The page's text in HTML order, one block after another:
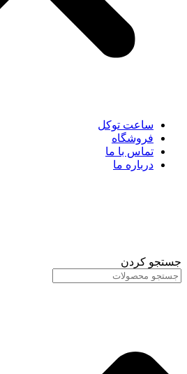
ساعت توکل
فروشگاه
تماس با ما
درباره ما
جستجو کردن